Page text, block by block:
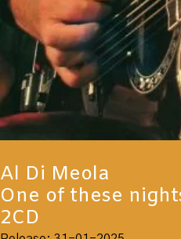
Al Di Meola
One of these
2CD